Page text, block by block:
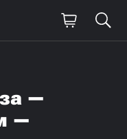
—
—Разово